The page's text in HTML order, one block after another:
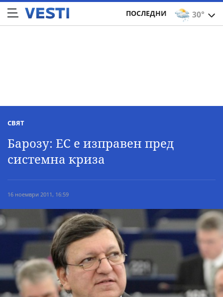
30°
ПОСЛЕДНИ
СВЯТ
Барозу: ЕС е изправен пред
системна криза
16 ноември 2011, 16:59